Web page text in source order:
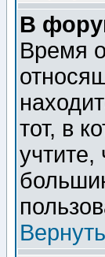
В
Время
тот, в